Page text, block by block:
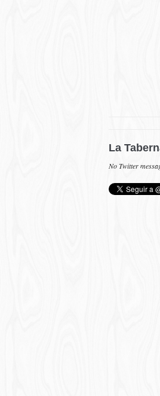
La
No Twitter